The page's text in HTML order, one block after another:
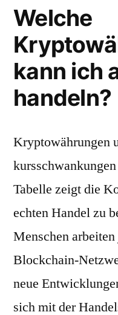
Welche
kann ich
handeln?
Kryptowährungen
Tabelle zeigt die
echten Handel zu
Menschen
Blockchain-
neue
sich mit der